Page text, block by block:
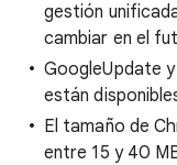
gestión
cambiar en el
GoogleUpdate
están
El tamaño de
entre 15 y 40